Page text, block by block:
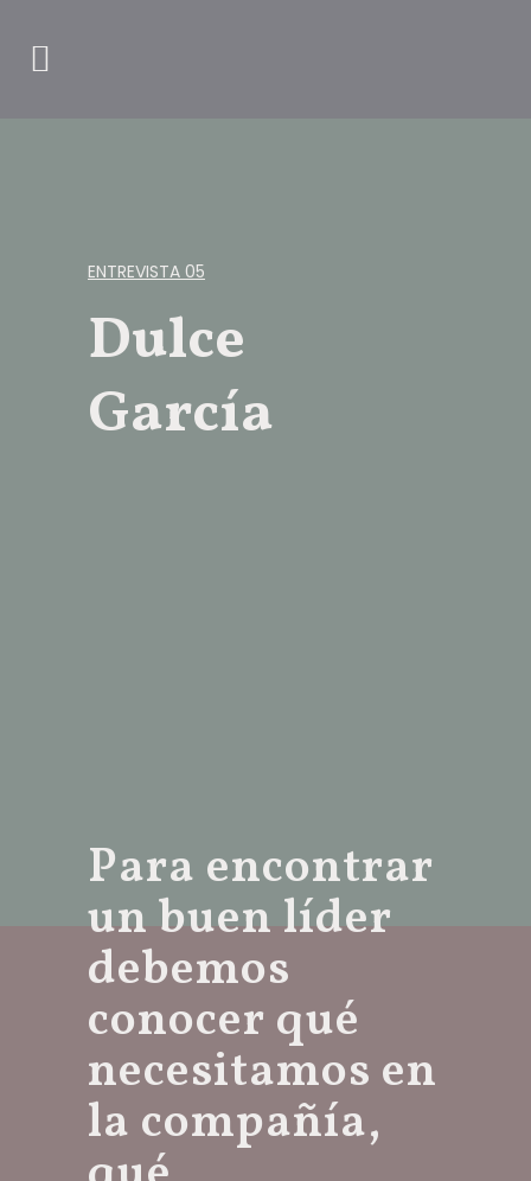
ENTREVISTA 05
Dulce
García
Para encontrar
un buen líder
debemos
conocer qué
necesitamos en
la compañía,